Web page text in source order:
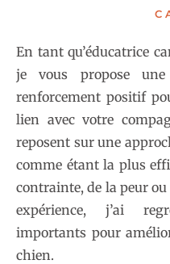
En tant qu’éducatrice
je vous propose
renforcement positif
lien avec votre
reposent sur une
comme étant la plus
contrainte, de la peur
expérience, j’ai
importants pour
chien.